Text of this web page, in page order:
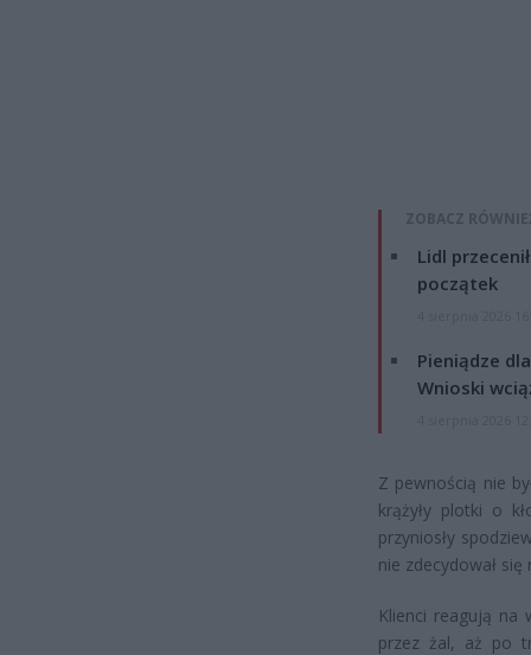
ZOBACZ
Lidl
początek
Pieniądze
Wnioski
Z pewnością nie
krążyły plotki o
przyniosły
nie zdecydował
Klienci reagują na
przez żal, aż po